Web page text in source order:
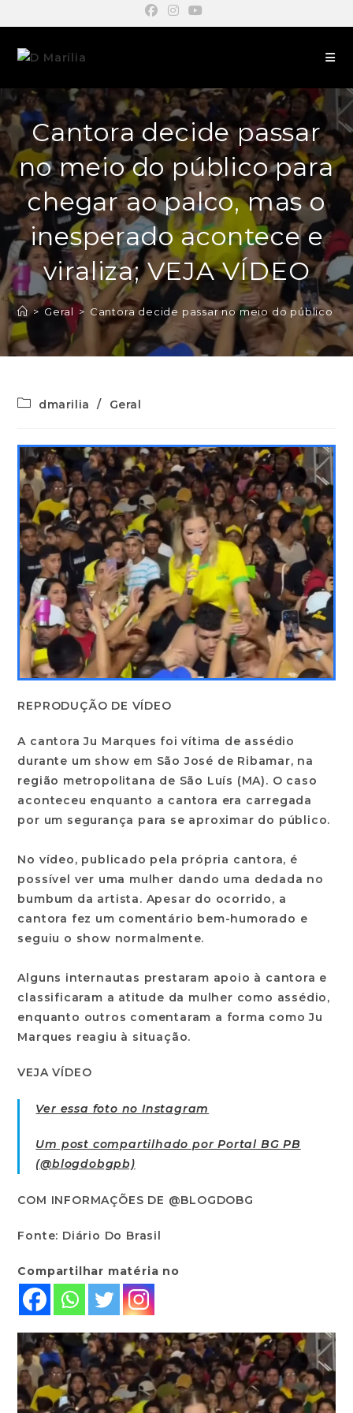
Cantora decide passar
no meio do público para
chegar ao palco, mas o
inesperado acontece e
viraliza; VEJA VÍDEO
> Geral > Cantora decide passar no meio do público
dmarilia / Geral
REPRODUÇÃO DE VÍDEO
A cantora Ju Marques foi vítima de assédio
durante um show em São José de Ribamar, na
região metropolitana de São Luís (MA). O caso
aconteceu enquanto a cantora era carregada
por um segurança para se aproximar do público.
No vídeo, publicado pela própria cantora, é
possível ver uma mulher dando uma dedada no
bumbum da artista. Apesar do ocorrido, a
cantora fez um comentário bem-humorado e
seguiu o show normalmente.
Alguns internautas prestaram apoio à cantora e
classificaram a atitude da mulher como assédio,
enquanto outros comentaram a forma como Ju
Marques reagiu à situação.
VEJA VÍDEO
Ver essa foto no Instagram
Um post compartilhado por Portal BG PB
(@blogdobgpb)
COM INFORMAÇÕES DE @BLOGDOBG
Fonte: Diário Do Brasil
Compartilhar matéria no